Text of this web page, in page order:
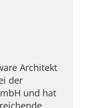
Architekt
der
und hat